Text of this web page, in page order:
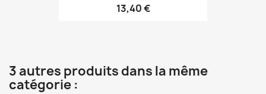
13,40 €
3 autres produits dans la même
catégorie :